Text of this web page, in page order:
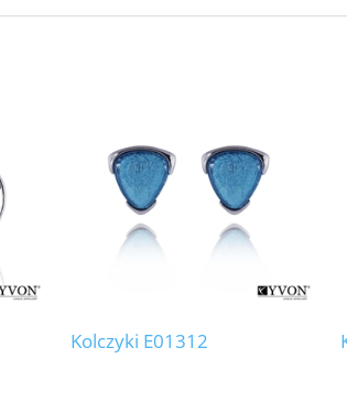
Kolczyki E01312